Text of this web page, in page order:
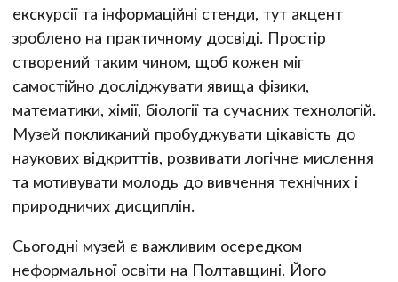
екскурсії та інформаційні стенди, тут акцент
зроблено на практичному досвіді. Простір
створений таким чином, щоб кожен міг
самостійно досліджувати явища фізики,
математики, хімії, біології та сучасних технологій.
Музей покликаний пробуджувати цікавість до
наукових відкриттів, розвивати логічне мислення
та мотивувати молодь до вивчення технічних і
природничих дисциплін.
Сьогодні музей є важливим осередком
неформальної освіти на Полтавщині. Його